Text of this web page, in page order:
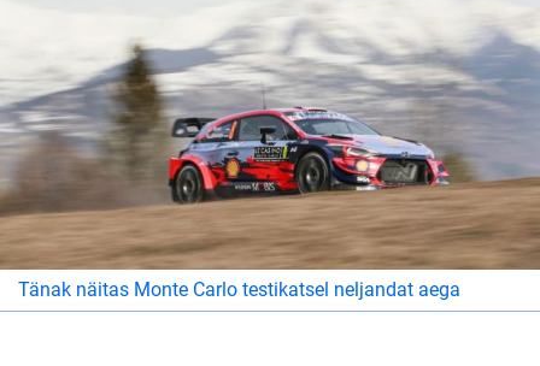
Tänak näitas Monte Carlo testikatsel neljandat aega